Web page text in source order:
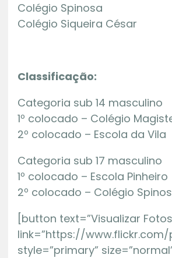
Colégio Spinosa
Colégio Siqueira César
Classificação:
Categoria sub 14 masculino
1º colocado – Colégio
2º colocado – Escola da Vila
Categoria sub 17 masculino
1º colocado – Escola Pinheiro
2º colocado – Colégio
[button text=”Visualizar
link=”https://
style=”primary”